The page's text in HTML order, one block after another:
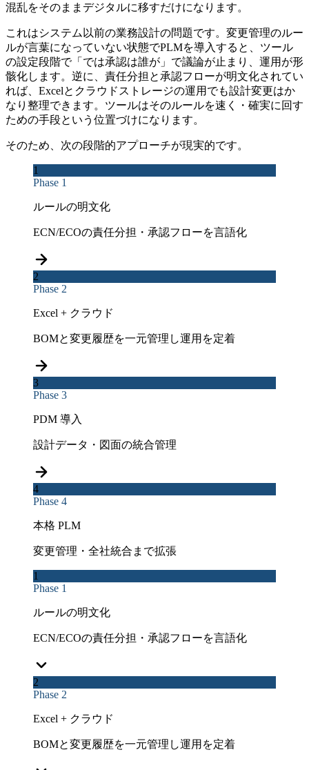
混乱をそのままデジタルに移すだけになります。
これはシステム以前の業務設計の問題です。変更管理のルー
ルが言葉になっていない状態でPLMを導入すると、ツール
の設定段階で「では承認は誰が」で議論が止まり、運用が形
骸化します。逆に、責任分担と承認フローが明文化されてい
れば、Excelとクラウドストレージの運用でも設計変更はか
なり整理できます。ツールはそのルールを速く・確実に回す
ための手段という位置づけになります。
そのため、次の段階的アプローチが現実的です。
1
Phase 1
ルールの明文化
ECN/ECOの責任分担・承認フローを言語化
2
Phase 2
Excel + クラウド
BOMと変更履歴を一元管理し運用を定着
3
Phase 3
PDM 導入
設計データ・図面の統合管理
4
Phase 4
本格 PLM
変更管理・全社統合まで拡張
1
Phase 1
ルールの明文化
ECN/ECOの責任分担・承認フローを言語化
2
Phase 2
Excel + クラウド
BOMと変更履歴を一元管理し運用を定着